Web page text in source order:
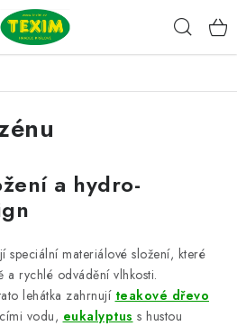
a hydro-
speciální materiálové složení, které
rychlé odvádění vlhkosti.
lehátka zahrnují teakové dřevo
vodu, eukalyptus s hustou